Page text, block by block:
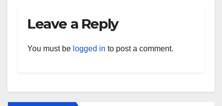
Leave a Reply
You must be logged in to post a comment.